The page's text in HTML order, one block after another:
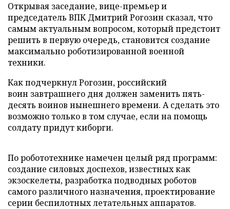
Открывая заседание, вице-премьер и
председатель ВПК Дмитрий Рогозин сказал, что
самым актуальным вопросом, который предстоит
решить в первую очередь, становится создание
максимально роботизированной военной
техники.
Как подчеркнул Рогозин, российский
воин завтрашнего дня должен заменить пять-
десять воинов нынешнего времени. А сделать это
возможно только в том случае, если на помощь
солдату придут киборги.
По робототехнике намечен целый ряд программ:
создание силовых доспехов, известных как
экзоскелеты, разработка подводных роботов
самого различного назначения, проектирование
серии беспилотных летательных аппаратов.